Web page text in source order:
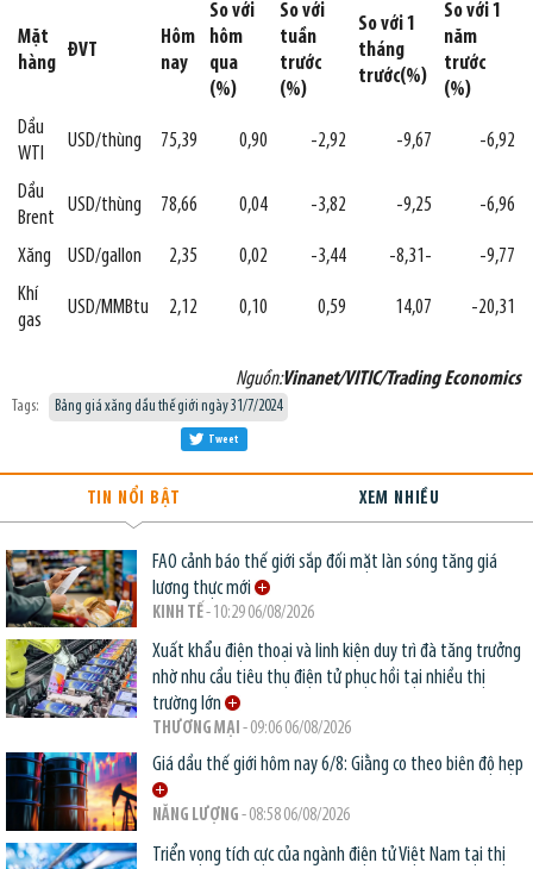
Mặt
hàng
ĐVT
Hôm
nay
So với
hôm
qua
(%)
So với
tuần
trước
(%)
So với 1
tháng
trước(%)
So với 1
năm
trước
(%)
Dầu
WTI
USD/thùng 75,39 0,90 -2,92 -9,67 -6,92
Dầu
Brent
USD/thùng 78,66 0,04 -3,82 -9,25 -6,96
Xăng USD/gallon 2,35 0,02 -3,44 -8,31-
-9,77
Khí
gas
USD/MMBtu 2,12 0,10 0,59 14,07 -20,31
Nguồn:Vinanet/VITIC/Trading Economics
Tags: Bảng giá xăng dầu thế giới ngày 31/7/2024
Tweet
TIN NỔI BẬT XEM NHIỀU
FAO cảnh báo thế giới sắp đối mặt làn sóng tăng giá
lương thực mới
KINH TẾ- 10:29 06/08/2026
Xuất khẩu điện thoại và linh kiện duy trì đà tăng trưởng
nhờ nhu cầu tiêu thụ điện tử phục hồi tại nhiều thị
trường lớn
THƯƠNG MẠI - 09:06 06/08/2026
Giá dầu thế giới hôm nay 6/8: Giằng co theo biên độ hẹp
NĂNG LƯỢNG - 08:58 06/08/2026
Triển vọng tích cực của ngành điện tử Việt Nam tại thị